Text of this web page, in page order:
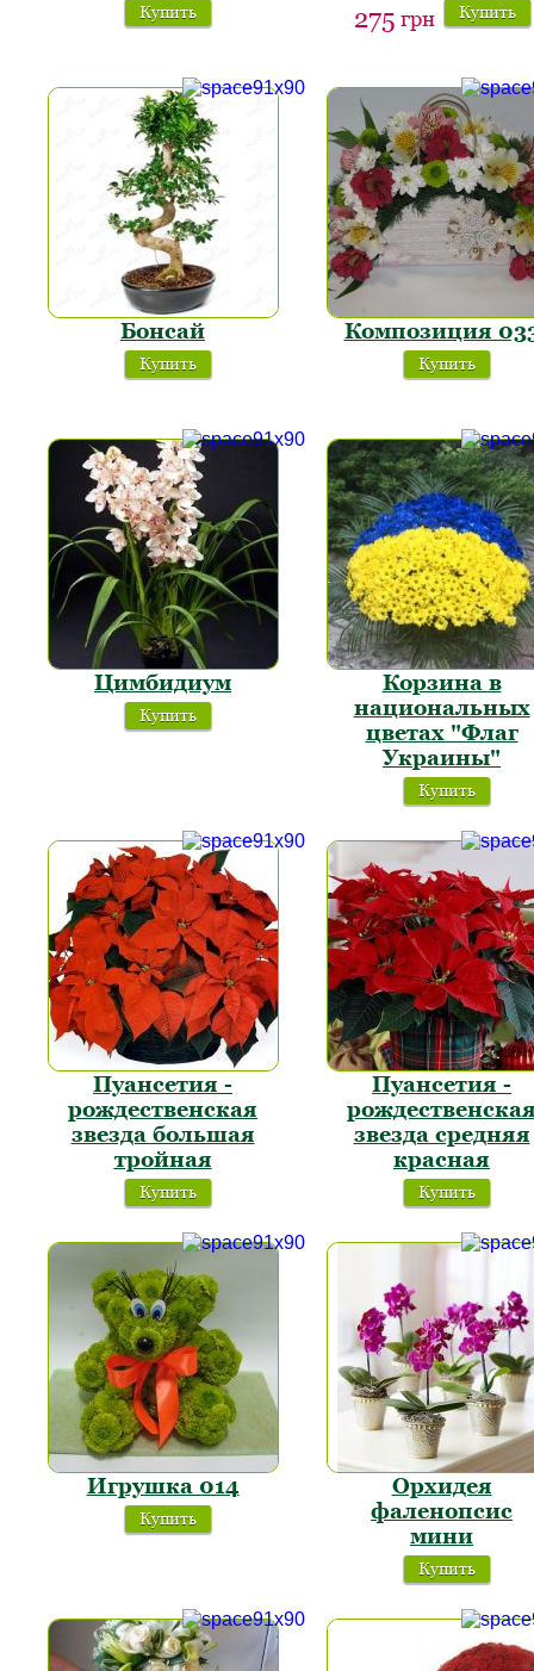
Купить 275 грн Купить
Бонсай
Купить
Композиция
Купить
Цимбидиум
Купить
Корзина в
национальных
цветах "Флаг
Украины"
Купить
Пуансетия -
рождественская
звезда большая
тройная
Купить
Пуансетия -
звезда средняя
красная
Купить
Игрушка 014
Купить
Орхидея
фаленопсис
мини
Купить